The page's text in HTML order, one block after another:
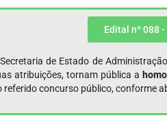
de Estado de
atribuições, tornam pública a
referido concurso público, conforme
Edital nº 088